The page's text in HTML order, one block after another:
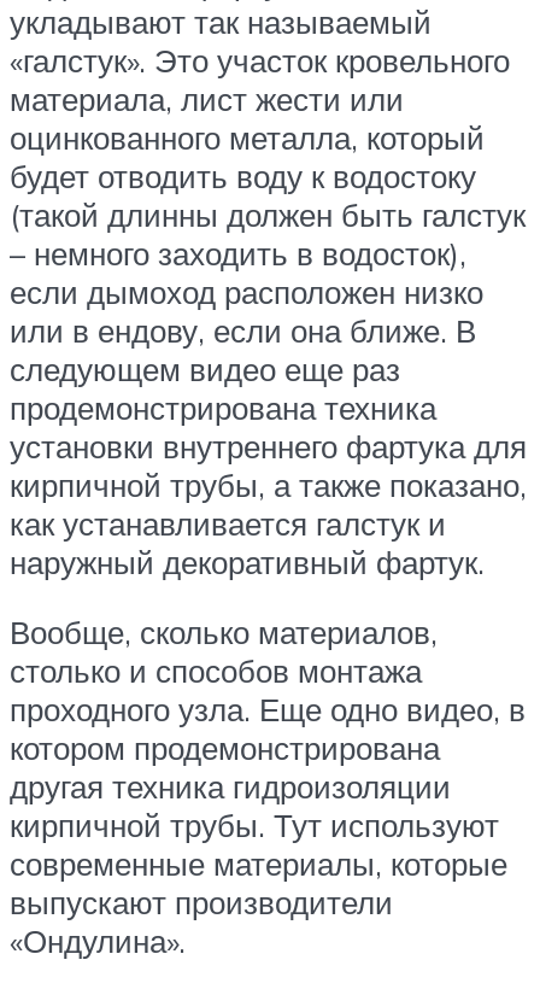
укладывают так называемый
«галстук». Это участок кровельного
материала, лист жести или
оцинкованного металла, который
будет отводить воду к водостоку
(такой длинны должен быть галстук
– немного заходить в водосток),
если дымоход расположен низко
или в ендову, если она ближе. В
следующем видео еще раз
продемонстрирована техника
установки внутреннего фартука для
кирпичной трубы, а также показано,
как устанавливается галстук и
наружный декоративный фартук.
Вообще, сколько материалов,
столько и способов монтажа
проходного узла. Еще одно видео, в
котором продемонстрирована
другая техника гидроизоляции
кирпичной трубы. Тут используют
современные материалы, которые
выпускают производители
«Ондулина».